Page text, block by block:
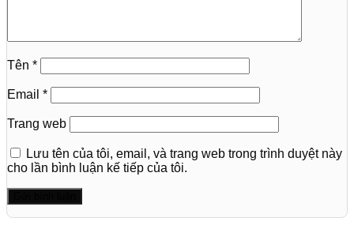
Tên *
Email *
Trang web
Lưu tên của tôi, email, và trang web trong trình duyệt này
cho lần bình luận kế tiếp của tôi.